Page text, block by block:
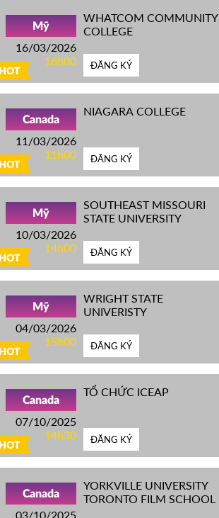
HOT
Mỹ
16/03/2026
16h00
WHATCOM COMMUNITY
COLLEGE
ĐĂNG KÝ
HOT
Canada
11/03/2026
11h00
NIAGARA COLLEGE
ĐĂNG KÝ
HOT
Mỹ
10/03/2026
14h00
SOUTHEAST MISSOURI
STATE UNIVERSITY
ĐĂNG KÝ
HOT
Mỹ
04/03/2026
15h00
WRIGHT STATE
UNIVERISTY
ĐĂNG KÝ
HOT
Canada
07/10/2025
14h30
TỔ CHỨC ICEAP
ĐĂNG KÝ
Canada
03/10/2025
YORKVILLE UNIVERSITY
TORONTO FILM SCHOOL